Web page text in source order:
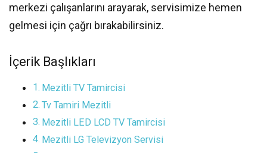
merkezi çalışanlarını arayarak, servisimize hemen
gelmesi için çağrı bırakabilirsiniz.
İçerik Başlıkları
Mezitli TV Tamircisi
Tv Tamiri Mezitli
Mezitli LED LCD TV Tamircisi
Mezitli LG Televizyon Servisi